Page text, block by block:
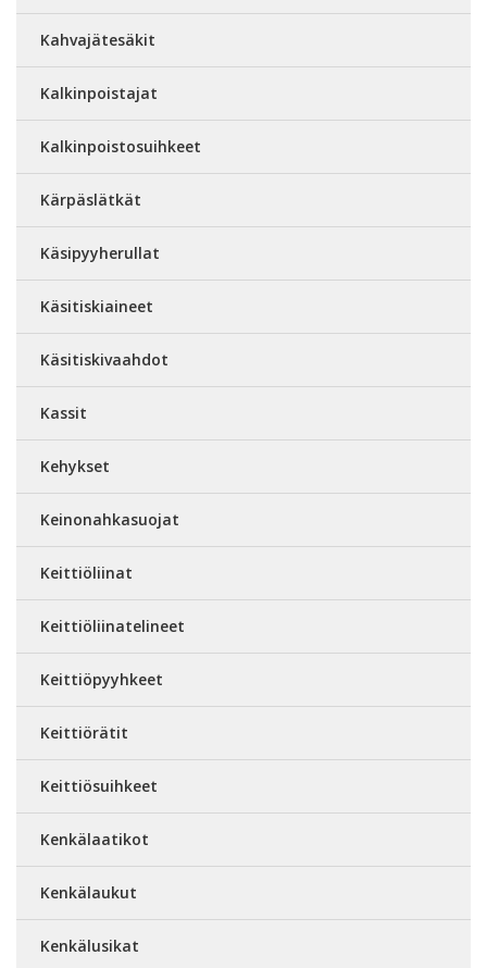
Kahvajätesäkit
Kalkinpoistajat
Kalkinpoistosuihkeet
Kärpäslätkät
Käsipyyherullat
Käsitiskiaineet
Käsitiskivaahdot
Kassit
Kehykset
Keinonahkasuojat
Keittiöliinat
Keittiöliinatelineet
Keittiöpyyhkeet
Keittiörätit
Keittiösuihkeet
Kenkälaatikot
Kenkälaukut
Kenkälusikat